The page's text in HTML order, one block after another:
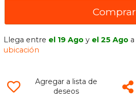
Comprar
Llega entre el 19 Ago y el 25 Ago a
ubicación
Agregar a lista de
deseos